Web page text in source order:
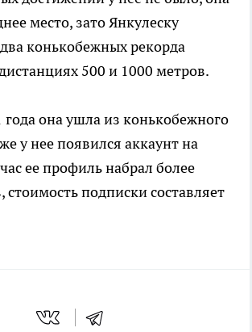
место, зато Янкулеску
конькобежных рекорда
500 и 1000 метров.
года она ушла из конькобежного
у нее появился аккаунт на
ее профиль набрал более
стоимость подписки составляет